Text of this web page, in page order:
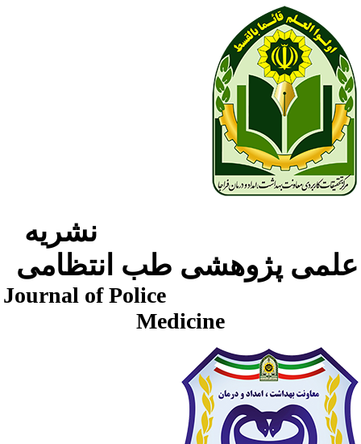
نشریه
پژوهشی طب انتظامی
Journal of Police
Medicine